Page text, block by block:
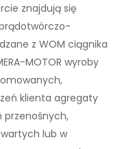
znajdują się
z WOM ciągnika
MOTOR wyroby
klienta agregaty
przenośnych,
lub w